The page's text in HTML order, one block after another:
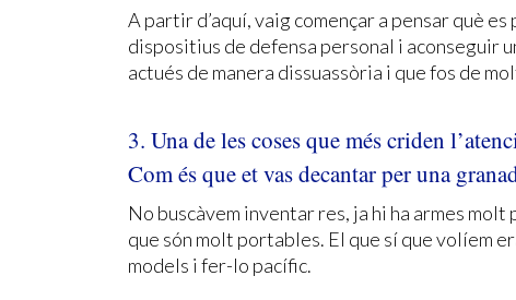
A partir d’aquí, vaig començar a pensar què
dispositius de defensa personal i aconseguir
actués de manera dissuassòria i que fos de
3. Una de les coses que més criden
Com és que et vas decantar per una
No buscàvem inventar res, ja hi ha armes
que són molt portables. El que sí que volíem
models i fer-lo pacífic.